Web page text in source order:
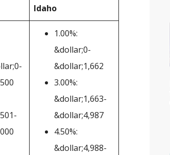
Idaho
1.00%:
&dollar;0-
&dollar;1,662
3.00%:
&dollar;1,663-
&dollar;4,987
4.50%:
&dollar;4,988-